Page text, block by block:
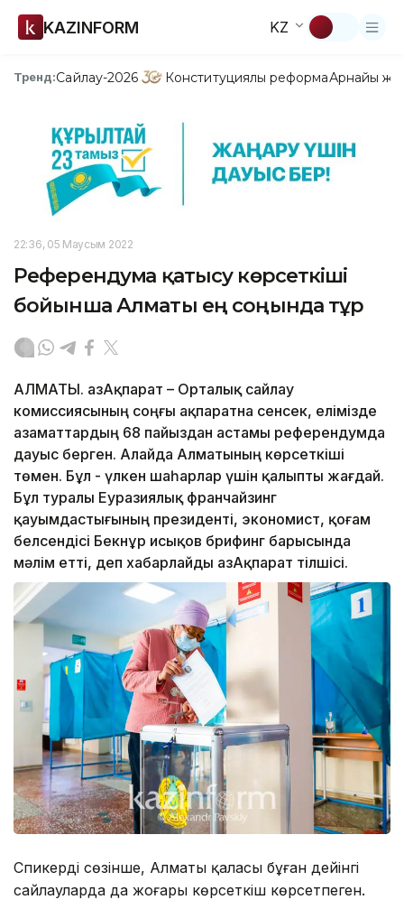
KAZINFORM KZ
Тренд:Сайлау-2026 Конституциялық реформаАрнайы
22:36, 05 Маусым 2022
Референдумға қатысу көрсеткіші
бойынша Алматы ең соңында тұр
АЛМАТЫ. ҚазАқпарат – Орталық сайлау
комиссиясының соңғы ақпаратна сенсек, елімізде
азаматтардың 68 пайыздан астамы референдумда
дауыс берген. Алайда Алматының көрсеткіші
төмен. Бұл - үлкен шаһарлар үшін қалыпты жағдай.
Бұл туралы Еуразиялық франчайзинг
қауымдастығының президенті, экономист, қоғам
белсендісі Бекнұр Қисықов брифинг барысында
мәлім етті, деп хабарлайды ҚазАқпарат тілшісі.
Спикердің сөзінше, Алматы қаласы бұған дейінгі
сайлауларда да жоғары көрсеткіш көрсетпеген.